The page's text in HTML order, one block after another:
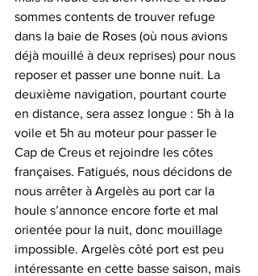
sommes contents de trouver refuge
dans la baie de Roses (où nous avions
déjà mouillé à deux reprises) pour nous
reposer et passer une bonne nuit. La
deuxième navigation, pourtant courte
en distance, sera assez longue : 5h à la
voile et 5h au moteur pour passer le
Cap de Creus et rejoindre les côtes
françaises. Fatigués, nous décidons de
nous arrêter à Argelès au port car la
houle s’annonce encore forte et mal
orientée pour la nuit, donc mouillage
impossible. Argelès côté port est peu
intéressante en cette basse saison, mais